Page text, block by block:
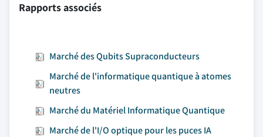
Rapports associés
Marché des Qubits Supraconducteurs
Marché de l'informatique quantique à atomes
neutres
Marché du Matériel Informatique Quantique
Marché de l'I/O optique pour les puces IA